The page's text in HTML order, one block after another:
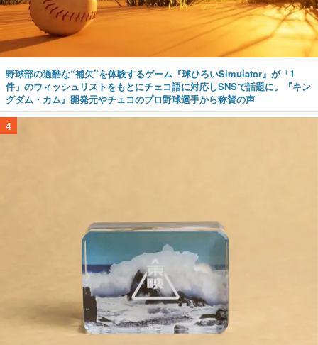
野球部の過酷な“補欠”を体験するゲーム『球ひろいSimulator』が「1
件」のウィッシュリストをもとにチェコ語に対応しSNSで話題に。『キン
グダム・カム』開発元やチェコのプロ野球選手から称賛の声
4